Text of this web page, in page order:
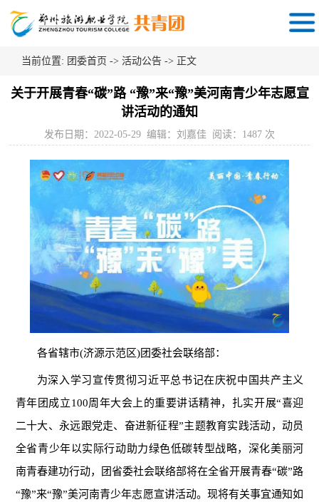
当前位置: 团委首页 -> 活动公告 -> 正文
关于开展青春“碳”路 “豫”来“豫”美河南青少年志愿宣
讲活动的通知
发布日期：2022-05-29 编辑：刘嘉佳 阅读： 1487 次
各省辖市(济源示范区)团委社会联络部：
为深入学习宣传贯彻习近平总书记在庆祝中国共产主义
青年团成立100周年大会上的重要讲话精神，扎实开展“喜迎
二十大、永远跟党走、奋进新征程”主题教育实践活动，动员
全省青少年以实际行动助力绿色低碳转型战略，深化美丽河
南青春建功行动，团省委社会联络部将在全省开展青春“碳”路
“豫”来“豫”美河南青少年志愿宣讲活动。现将有关事宜通知如